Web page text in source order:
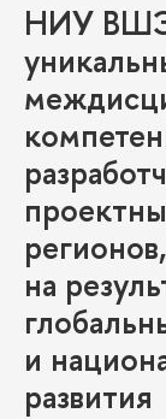
НИУ
на
и
развития